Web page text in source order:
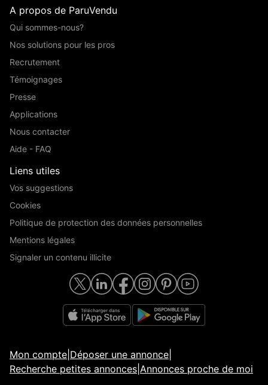
A propos de ParuVendu
Qui sommes-nous?
Nos solutions pour les pros
Recrutement
Témoignages
Presse
Applications
Nous contacter
Aide - FAQ
Liens utiles
Vos suggestions
Cookies
Politique de protection des données personnelles
Mentions légales
Signaler un contenu illicite
Mon compte Déposer une annonce
Recherche petites annonces Annonces proche de moi